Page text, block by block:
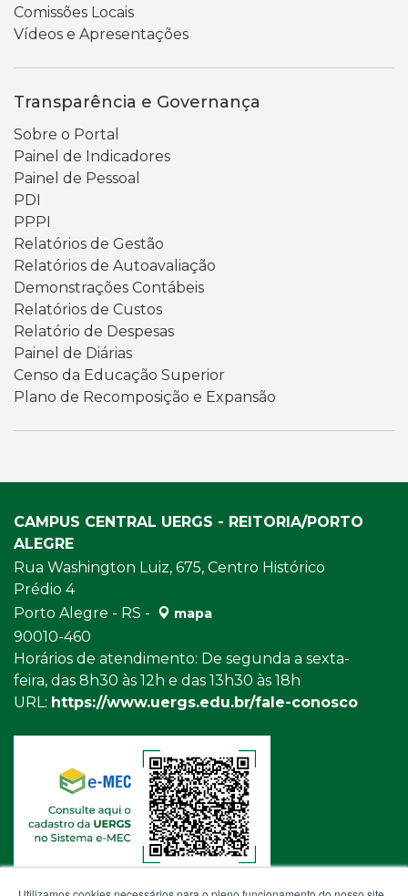
Comissões Locais
Vídeos e Apresentações
Transparência e Governança
Sobre o Portal
Painel de Indicadores
Painel de Pessoal
PDI
PPPI
Relatórios de Gestão
Relatórios de Autoavaliação
Demonstrações Contábeis
Relatórios de Custos
Relatório de Despesas
Painel de Diárias
Censo da Educação Superior
Plano de Recomposição e Expansão
CAMPUS CENTRAL UERGS - REITORIA/PORTO
ALEGRE
Rua Washington Luiz, 675, Centro Histórico
Prédio 4
Porto Alegre - RS -
mapa
90010-460
Horários de atendimento: De segunda a sexta-
feira, das 8h30 às 12h e das 13h30 às 18h
URL: https://www.uergs.edu.br/fale-conosco